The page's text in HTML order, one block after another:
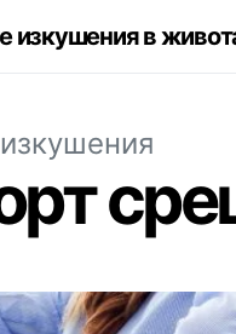
изкушения в